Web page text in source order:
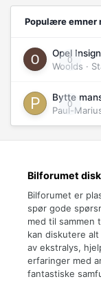
Populære emner
0
Opel
Woolds ·
0
Bytte
Paul-
Bilforumet
Bilforumet er
spør gode
med til sammen
kan diskutere
av ekstralys,
erfaringer med
fantastiske